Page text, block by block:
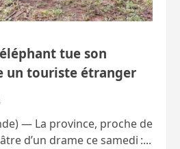
tue son
un touriste étranger
— La province, proche de
d’un drame ce samedi :...